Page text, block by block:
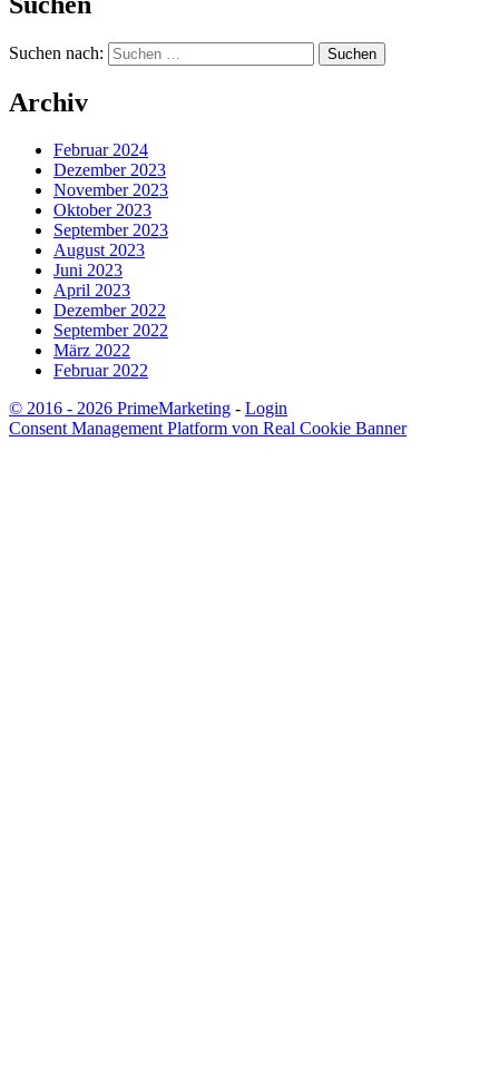
Suchen nach:
Archiv
Februar 2024
Dezember 2023
November 2023
Oktober 2023
September 2023
August 2023
Juni 2023
April 2023
Dezember 2022
September 2022
März 2022
Februar 2022
© 2016 - 2026 PrimeMarketing - Login
Consent Management Platform von Real Cookie Banner